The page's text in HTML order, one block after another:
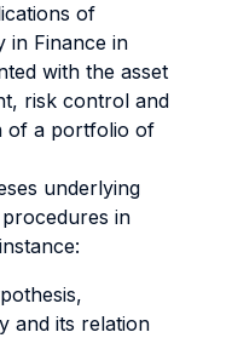
of
in Finance in
with the asset
risk control and
of a portfolio of
underlying
in
and its relation